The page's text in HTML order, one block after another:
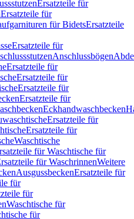
Ersatzteile für
Ersatzteile für
für BidetsErsatzteile
Ersatzteile für
Anschlussbögen
Ersatzteile für
Ersatzteile für
Ersatzteile für
Ersatzteile für
Eckhandwaschbecken
Ersatzteile für
Ersatzteile für
Waschtische
für Waschtische für
für WaschrinnenWeitere
AusgussbeckenErsatzteile für
für
für
Waschtische für
für